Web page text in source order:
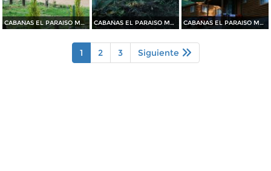
CABAÑAS EL PARAISO MAGISTERIAL CABAÑAS EL PARAISO MAGISTERIAL CABAÑAS EL PARAISO MAGISTERIAL
1 2 3 Siguiente